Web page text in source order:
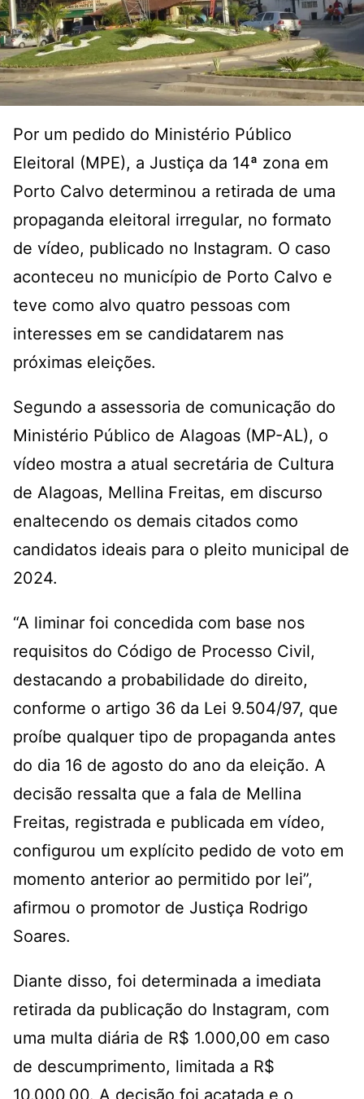
Por um pedido do Ministério Público
Eleitoral (MPE), a Justiça da 14ª zona em
Porto Calvo determinou a retirada de uma
propaganda eleitoral irregular, no formato
de vídeo, publicado no Instagram. O caso
aconteceu no município de Porto Calvo e
teve como alvo quatro pessoas com
interesses em se candidatarem nas
próximas eleições.
Segundo a assessoria de comunicação do
Ministério Público de Alagoas (MP-AL), o
vídeo mostra a atual secretária de Cultura
de Alagoas, Mellina Freitas, em discurso
enaltecendo os demais citados como
candidatos ideais para o pleito municipal de
2024.
“A liminar foi concedida com base nos
requisitos do Código de Processo Civil,
destacando a probabilidade do direito,
conforme o artigo 36 da Lei 9.504/97, que
proíbe qualquer tipo de propaganda antes
do dia 16 de agosto do ano da eleição. A
decisão ressalta que a fala de Mellina
Freitas, registrada e publicada em vídeo,
configurou um explícito pedido de voto em
momento anterior ao permitido por lei”,
afirmou o promotor de Justiça Rodrigo
Soares.
Diante disso, foi determinada a imediata
retirada da publicação do Instagram, com
uma multa diária de R$ 1.000,00 em caso
de descumprimento, limitada a R$
10.000,00. A decisão foi acatada e o